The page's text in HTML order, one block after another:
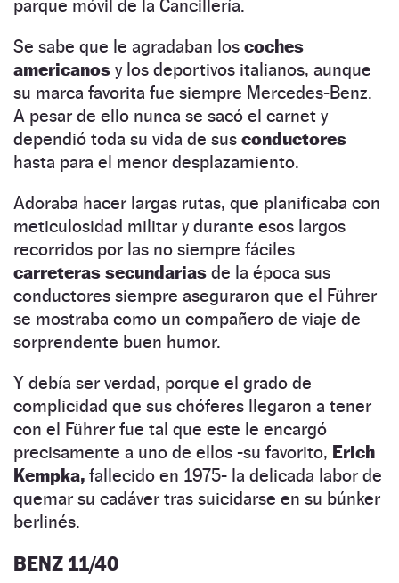
parque móvil de la Cancillería.
Se sabe que le agradaban los coches
americanos y los deportivos italianos, aunque
su marca favorita fue siempre Mercedes-Benz.
A pesar de ello nunca se sacó el carnet y
dependió toda su vida de sus conductores
hasta para el menor desplazamiento.
Adoraba hacer largas rutas, que planificaba con
meticulosidad militar y durante esos largos
recorridos por las no siempre fáciles
carreteras secundarias de la época sus
conductores siempre aseguraron que el Führer
se mostraba como un compañero de viaje de
sorprendente buen humor.
Y debía ser verdad, porque el grado de
complicidad que sus chóferes llegaron a tener
con el Führer fue tal que este le encargó
precisamente a uno de ellos -su favorito, Erich
Kempka, fallecido en 1975- la delicada labor de
quemar su cadáver tras suicidarse en su búnker
berlinés.
BENZ 11/40